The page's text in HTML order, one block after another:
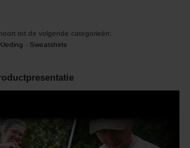
tot de volgende categorieën:
Kleding - Sweatshirts